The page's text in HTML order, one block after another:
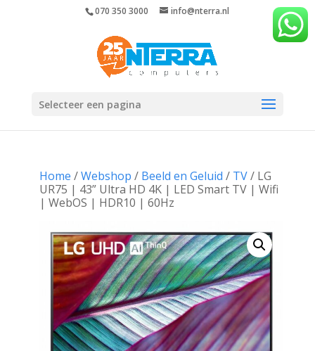
070 350 3000 info@nterra.nl
Selecteer een pagina
Home /Webshop / Beeld en Geluid / TV/ LG
UR75 | 43” Ultra HD 4K | LED Smart TV | Wifi
| WebOS | HDR10 | 60Hz